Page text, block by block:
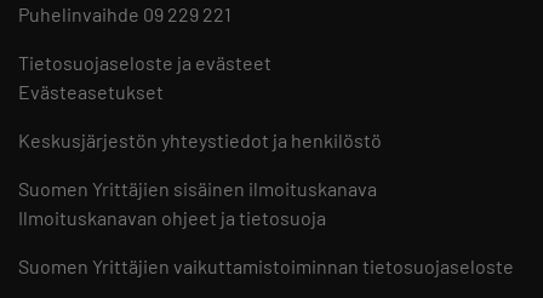
Puhelinvaihde 09 229 221
Tietosuojaseloste ja evästeet
Evästeasetukset
Keskusjärjestön yhteystiedot ja henkilöstö
Suomen Yrittäjien sisäinen ilmoituskanava
Ilmoituskanavan ohjeet ja tietosuoja
Suomen Yrittäjien vaikuttamistoiminnan tietosuojaseloste